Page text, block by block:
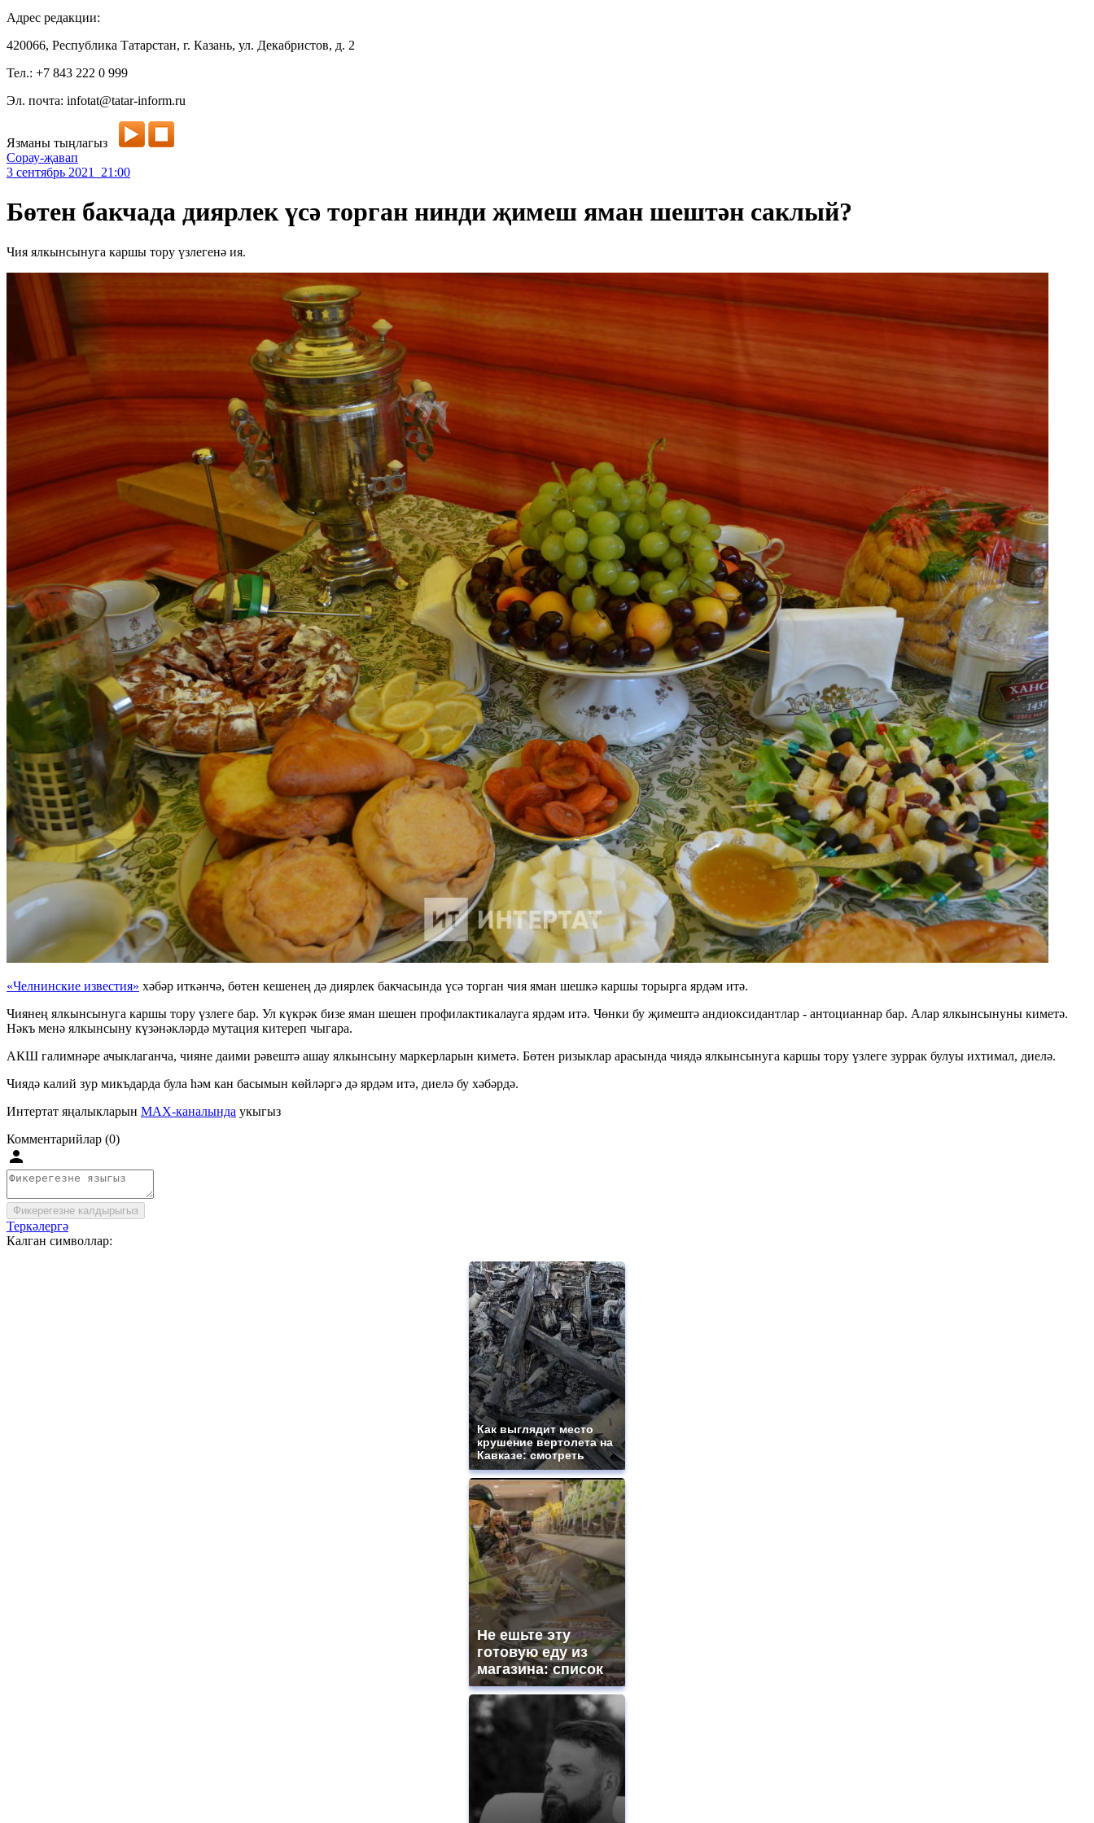
Адрес редакции:
420066, Республика Татарстан, г. Казань, ул. Декабристов, д. 2
Тел.: +7 843 222 0 999
Эл. почта: infotat@tatar-inform.ru
Язманы тыңлагыз
Сорау-җавап
3 сентябрь 2021 21:00
Бөтен бакчада диярлек үсә торган нинди җимеш яман шештән саклый?
Чия ялкынсынуга каршы тору үзлегенә ия.
«Челнинские известия» хәбәр иткәнчә, бөтен кешенең дә диярлек бакчасында үсә торган чия яман шешкә каршы торырга ярдәм итә.
Чиянең ялкынсынуга каршы тору үзлеге бар. Ул күкрәк бизе яман шешен профилактикалауга ярдәм итә. Чөнки бу җимештә андиоксидантлар - антоцианнар бар. Алар ялкынсынуны киметә.
Нәкъ менә ялкынсыну күзәнәкләрдә мутация китереп чыгара.
АКШ галимнәре ачыклаганча, чияне даими рәвештә ашау ялкынсыну маркерларын киметә. Бөтен ризыклар арасында чиядә ялкынсынуга каршы тору үзлеге зуррак булуы ихтимал, диелә.
Чиядә калий зур микъдарда була һәм кан басымын көйләргә дә ярдәм итә, диелә бу хәбәрдә.
Интертат яңалыкларын MAX-каналында укыгыз
Комментарийлар (0)
Фикерегезне калдырыгыз
Теркәлергә
Калган символлар:
Как выглядит место
крушение вертолета на
Кавказе: смотреть
Не ешьте эту
готовую еду из
магазина: список